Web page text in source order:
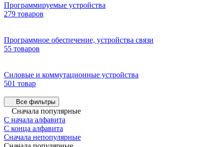
Программируемые устройства
279 товаров
Программное обеспечение, устройства связи
55 товаров
Силовые и коммутационные устройства
501 товар
Все фильтры
Сначала популярные
С начала алфавита
С конца алфавита
Сначала непопулярные